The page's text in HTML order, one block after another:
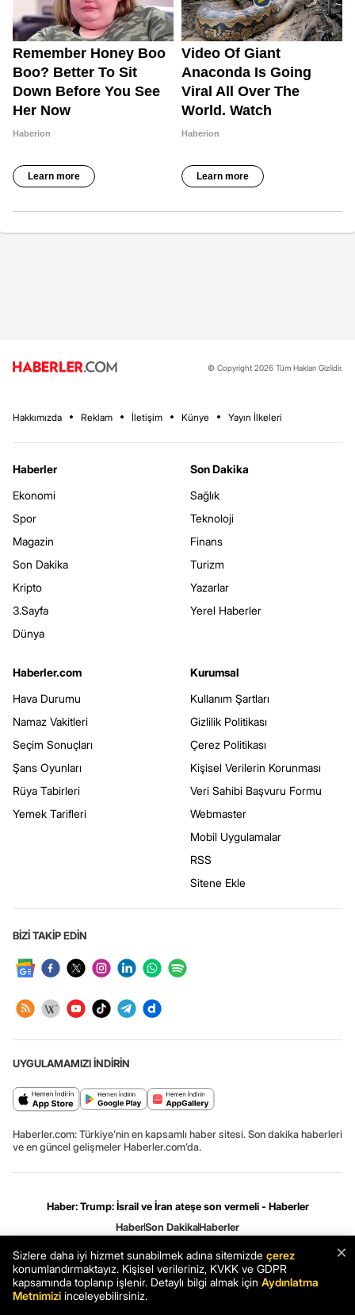
© Copyright 2026 Tüm Hakları Gizlidir.
Hakkımızda Reklam İletişim Künye Yayın İlkeleri
Haberler
Ekonomi
Spor
Magazin
Son Dakika
Kripto
3.Sayfa
Dünya
Son Dakika
Sağlık
Teknoloji
Finans
Turizm
Yazarlar
Yerel Haberler
Haberler.com
Hava Durumu
Namaz Vakitleri
Seçim Sonuçları
Şans Oyunları
Rüya Tabirleri
Yemek Tarifleri
Kurumsal
Kullanım Şartları
Gizlilik Politikası
Çerez Politikası
Kişisel Verilerin Korunması
Veri Sahibi Başvuru Formu
Webmaster
Mobil Uygulamalar
RSS
Sitene Ekle
BİZİ TAKİP EDİN
UYGULAMAMIZI İNDİRİN
Haberler.com: Türkiye’nin en kapsamlı haber sitesi. Son dakika haberleri
ve en güncel gelişmeler Haberler.com’da.
Haber: Trump: İsrail ve İran ateşe son vermeli - Haberler
HaberSon DakikaHaberler
Gizlilik ve çerez ayarları[Hata Bildir]11.08.2026 00:35:44 #7.13# .HCFOK.×
Sizlere daha iyi hizmet sunabilmek adına sitemizde çerez
konumlandırmaktayız. Kişisel verileriniz, KVKK ve GDPR
kapsamında toplanıp işlenir. Detaylı bilgi almak için Aydınlatma
Metnimizi inceleyebilirsiniz.